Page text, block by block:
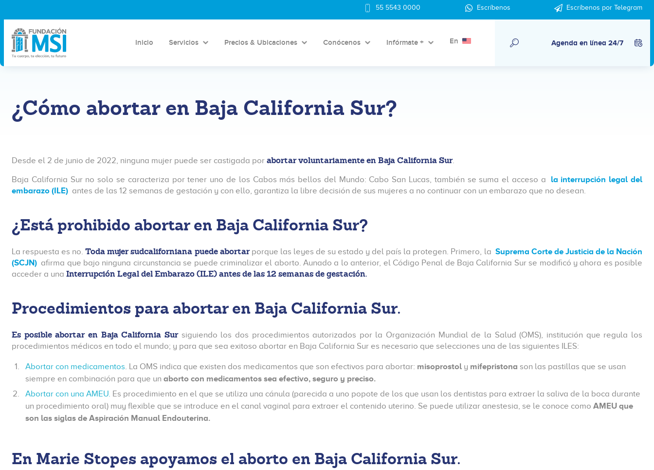
55 5543 0000 Escríbenos Escríbenos por Telegram
Inicio Servicios Precios & Ubicaciones Conócenos Infórmate + En Agenda en línea 24/7
¿Cómo abortar en Baja California Sur?
Desde el 2 de junio de 2022, ninguna mujer puede ser castigada por abortar voluntariamente en Baja California Sur.
Baja California Sur no solo se caracteriza por tener uno de los Cabos más bellos del Mundo: Cabo San Lucas, también se suma el acceso a
la interrupción legal del
embarazo (ILE) antes de las 12 semanas de gestación y con ello, garantiza la libre decisión de sus mujeres a no continuar con un embarazo que no desean.
¿Está prohibido abortar en Baja California Sur?
La respuesta es no.Toda mujer sudcaliforniana puede abortarporque las leyes de su estado y del país la protegen. Primero, la Suprema Corte de Justicia de la Nación
(SCJN) afirma que bajo ninguna circunstancia se puede criminalizar el aborto. Aunado a lo anterior, el Código Penal de Baja California Sur se modificó y ahora es posible
acceder a una Interrupción Legal del Embarazo (ILE) antes de las 12 semanas de gestación.
Procedimientos para abortar en Baja California Sur.
Es posible abortar en Baja California Sursiguiendo los dos procedimientos autorizados por la Organización Mundial de la Salud (OMS), institución que regula los
procedimientos médicos en todo el mundo; y para que sea exitoso abortar en Baja California Sur es necesario que selecciones una de las siguientes ILES:
Abortar con medicamentos. La OMS indica que existen dos medicamentos que son efectivos para abortar: misoprostol y mifepristona son las pastillas que se usan
siempre en combinación para que un aborto con medicamentos sea efectivo, seguro y preciso.
Abortar con una AMEU. Es procedimiento en el que se utiliza una cánula (parecida a uno popote de los que usan los dentistas para extraer la saliva de la boca durante
un procedimiento oral) muy flexible que se introduce en el canal vaginal para extraer el contenido uterino. Se puede utilizar anestesia, se le conoce como AMEU que
son las siglas de Aspiración Manual Endouterina.
En Marie Stopes apoyamos el aborto en Baja California Sur.